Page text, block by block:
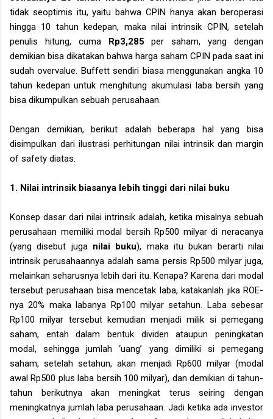
tidak seoptimis itu, yaitu bahwa CPIN hanya akan beroperasi
hingga 10 tahun kedepan, maka nilai intrinsik CPIN, setelah
penulis hitung, cuma Rp3,285 per saham, yang dengan
demikian bisa dikatakan bahwa harga saham CPIN pada saat ini
sudah overvalue. Buffett sendiri biasa menggunakan angka 10
tahun kedepan untuk menghitung akumulasi laba bersih yang
bisa dikumpulkan sebuah perusahaan.
Dengan demikian, berikut adalah beberapa hal yang bisa
disimpulkan dari ilustrasi perhitungan nilai intrinsik dan margin
of safety diatas.
1. Nilai intrinsik biasanya lebih tinggi dari nilai buku
Konsep dasar dari nilai intrinsik adalah, ketika misalnya sebuah
perusahaan memiliki modal bersih Rp500 milyar di neracanya
(yang disebut juga nilai buku), maka itu bukan berarti nilai
intrinsik perusahaannya adalah sama persis Rp500 milyar juga,
melainkan seharusnya lebih dari itu. Kenapa? Karena dari modal
tersebut perusahaan bisa mencetak laba, katakanlah jika ROE-
nya 20% maka labanya Rp100 milyar setahun. Laba sebesar
Rp100 milyar tersebut kemudian menjadi milik si pemegang
saham, entah dalam bentuk dividen ataupun peningkatan
modal, sehingga jumlah ‘uang’ yang dimiliki si pemegang
saham, setelah setahun, akan menjadi Rp600 milyar (modal
awal Rp500 plus laba bersih 100 milyar), dan demikian di tahun-
tahun berikutnya akan meningkat terus seiring dengan
meningkatnya jumlah laba perusahaan. Jadi ketika ada investor